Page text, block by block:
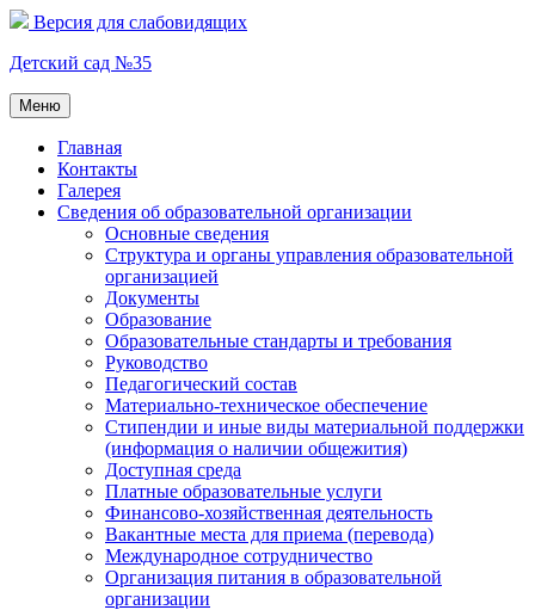
Перейти
содержимому
Версия для слабовидящих
Детский сад №35
Меню
Главная
Контакты
Галерея
Сведения об образовательной организации
Основные сведения
Структура и органы управления образовательной
организацией
Документы
Образование
Образовательные стандарты и требования
Руководство
Педагогический состав
Материально-техническое обеспечение
Стипендии и иные виды материальной поддержки
(информация о наличии общежития)
Доступная среда
Платные образовательные услуги
Финансово-хозяйственная деятельность
Вакантные места для приема (перевода)
Международное сотрудничество
Организация питания в образовательной
организации